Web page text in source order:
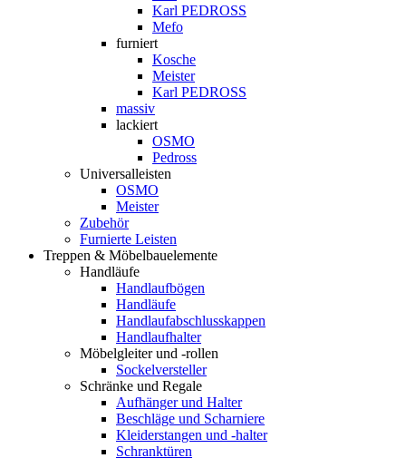
Karl PEDROSS
Mefo
furniert
Kosche
Meister
Karl PEDROSS
massiv
lackiert
OSMO
Pedross
Universalleisten
OSMO
Meister
Zubehör
Furnierte Leisten
Treppen & Möbelbauelemente
Handläufe
Handlaufbögen
Handläufe
Handlaufabschlusskappen
Handlaufhalter
Möbelgleiter und -rollen
Sockelversteller
Schränke und Regale
Aufhänger und Halter
Beschläge und Scharniere
Kleiderstangen und -halter
Schranktüren